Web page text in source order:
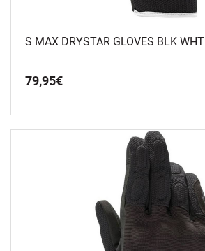
S MAX DRYSTAR GLOVES BLK WHT
79,95€